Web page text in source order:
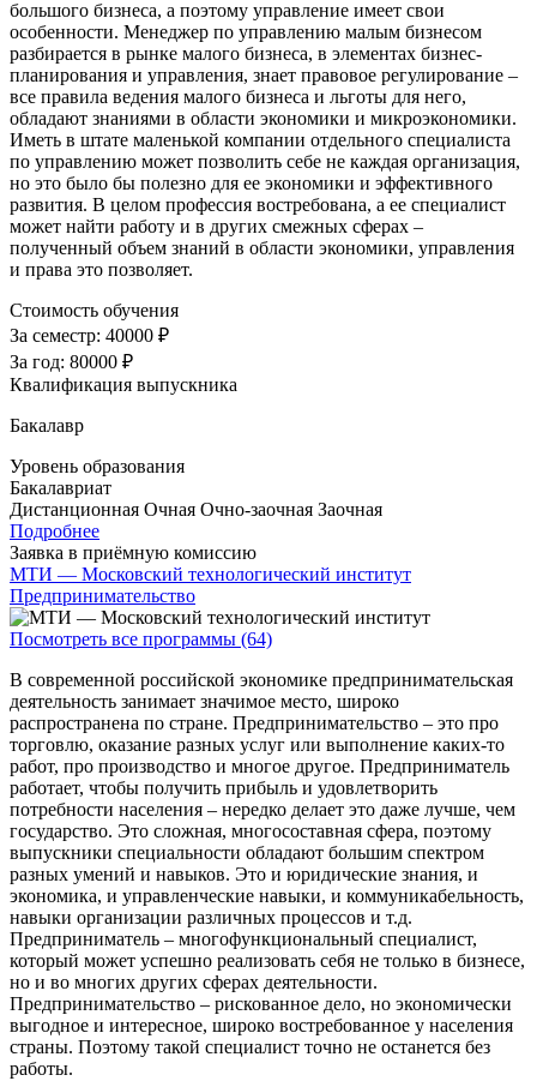
большого бизнеса, а поэтому управление имеет свои
особенности. Менеджер по управлению малым бизнесом
разбирается в рынке малого бизнеса, в элементах бизнес-
планирования и управления, знает правовое регулирование –
все правила ведения малого бизнеса и льготы для него,
обладают знаниями в области экономики и микроэкономики.
Иметь в штате маленькой компании отдельного специалиста
по управлению может позволить себе не каждая организация,
но это было бы полезно для ее экономики и эффективного
развития. В целом профессия востребована, а ее специалист
может найти работу и в других смежных сферах –
полученный объем знаний в области экономики, управления
и права это позволяет.
Стоимость обучения
За семестр: 40000 ₽
За год: 80000 ₽
Квалификация выпускника
Бакалавр
Уровень образования
Бакалавриат
Дистанционная Очная Очно-заочная Заочная
Подробнее
Заявка в приёмную комиссию
МТИ — Московский технологический институт
Предпринимательство
Посмотреть все программы (64)
В современной российской экономике предпринимательская
деятельность занимает значимое место, широко
распространена по стране. Предпринимательство – это про
торговлю, оказание разных услуг или выполнение каких-то
работ, про производство и многое другое. Предприниматель
работает, чтобы получить прибыль и удовлетворить
потребности населения – нередко делает это даже лучше, чем
государство. Это сложная, многосоставная сфера, поэтому
выпускники специальности обладают большим спектром
разных умений и навыков. Это и юридические знания, и
экономика, и управленческие навыки, и коммуникабельность,
навыки организации различных процессов и т.д.
Предприниматель – многофункциональный специалист,
который может успешно реализовать себя не только в бизнесе,
но и во многих других сферах деятельности.
Предпринимательство – рискованное дело, но экономически
выгодное и интересное, широко востребованное у населения
страны. Поэтому такой специалист точно не останется без
работы.